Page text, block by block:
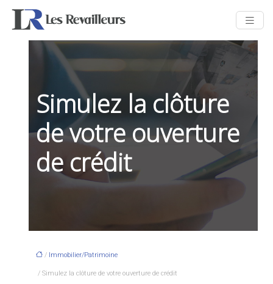
Simulez la clôture
de votre ouverture
de crédit
/ Immobilier/Patrimoine
/ Simulez la clôture de votre ouverture de crédit